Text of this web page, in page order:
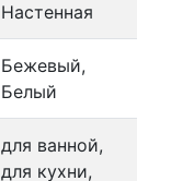
Настенная
Бежевый,
Белый
для ванной,
для кухни,